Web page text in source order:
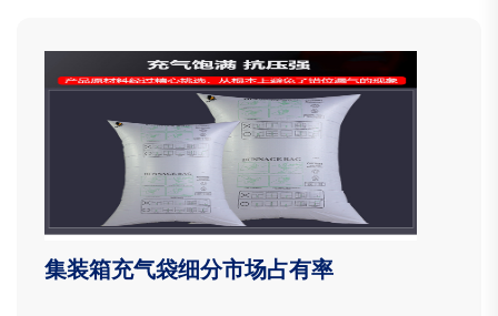
集装箱充气袋细分市场占有率